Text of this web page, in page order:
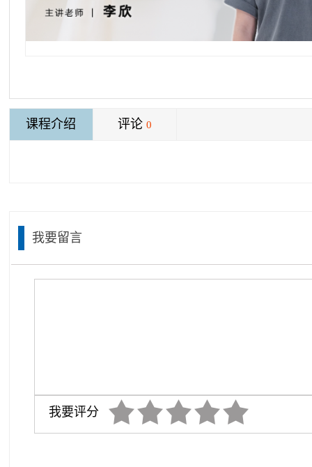
课程介绍 评论 0
我要留言
我要评分